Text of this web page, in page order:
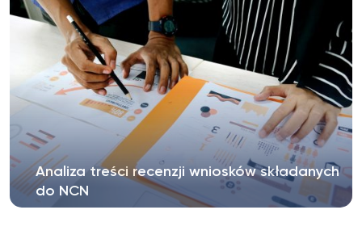
Analiza treści recenzji wniosków składanych
do NCN